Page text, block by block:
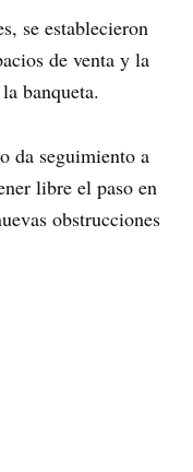
se establecieron
de venta y la
banqueta.
da seguimiento a
libre el paso en
obstrucciones